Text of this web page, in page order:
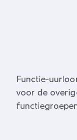
Functie-
voor de